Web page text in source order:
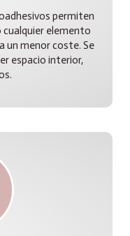
permiten
cualquier elemento
un menor coste. Se
espacio interior,